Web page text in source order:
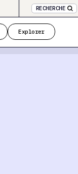
RECHERCHE
Explorer